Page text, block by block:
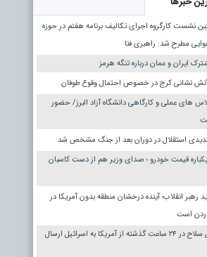
نشست کارگروه اجرای تکالیف برنامه هفتم در حوزه
مطرح شد: راهبری فنا
ایران و عمان درباره تنگه هرمز
نشانی کرج در خصوص احتمال وقوع طوفان
های عملی و کارگاهی دانشگاه آزاد البرز/ حضور
استقلال در دوران بعد از جنگ مشخص شد
قیمت خودرو ؛ صدای وزیر هم از دست کاسبان
رهبر انقلاب؛ آینده درخشان منطقه بدون آمریکا در
است
۶۵۰۰ تُن سلاح در ۲۴ ساعت گذشته از آمریکا به اسرائیل ارسال